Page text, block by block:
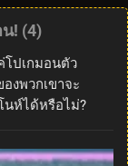
! (4)
โปเกมอนตัว
งพวกเขาจะ
นห์ได้หรือไม่?